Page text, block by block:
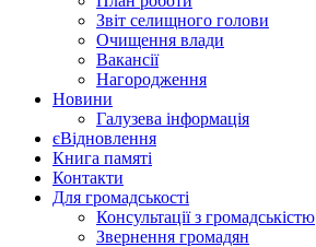
Звіт селищного голови
Очищення влади
Вакансії
Нагородження
Новини
Галузева інформація
єВідновлення
Книга памяті
Контакти
Для громадськості
Консультації з громадськістю
Звернення громадян